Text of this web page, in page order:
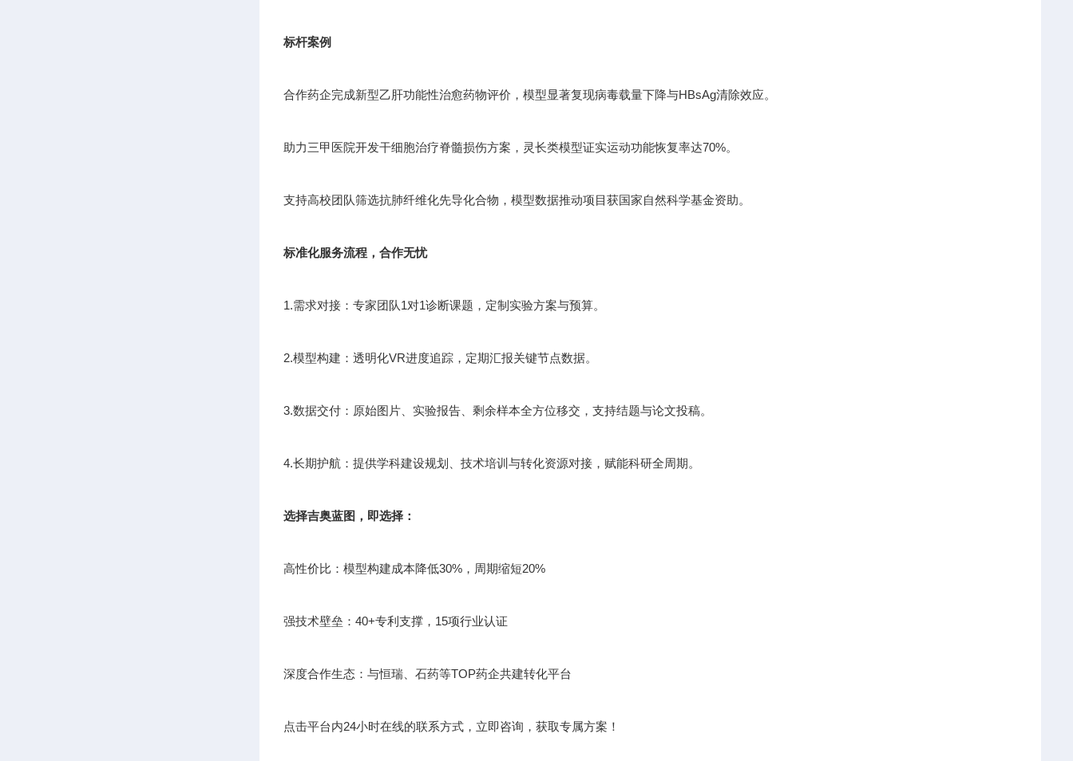
标杆案例
合作药企完成新型乙肝功能性治愈药物评价，模型显著复现病毒载量下降与HBsAg清除效应。
助力三甲医院开发干细胞治疗脊髓损伤方案，灵长类模型证实运动功能恢复率达70%。
支持高校团队筛选抗肺纤维化先导化合物，模型数据推动项目获国家自然科学基金资助。
标准化服务流程，合作无忧
1.需求对接：专家团队1对1诊断课题，定制实验方案与预算。
2.模型构建：透明化VR进度追踪，定期汇报关键节点数据。
3.数据交付：原始图片、实验报告、剩余样本全方位移交，支持结题与论文投稿。
4.长期护航：提供学科建设规划、技术培训与转化资源对接，赋能科研全周期。
选择吉奥蓝图，即选择：
高性价比：模型构建成本降低30%，周期缩短20%
强技术壁垒：40+专利支撑，15项行业认证
深度合作生态：与恒瑞、石药等TOP药企共建转化平台
点击平台内24小时在线的联系方式，立即咨询，获取专属方案！